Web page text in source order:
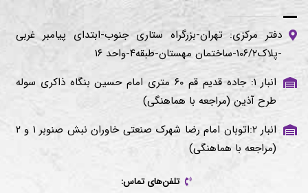
دفتر مرکزی: تهران-بزرگراه ستاری جنوب-ابتدای پیامبر غربی
-پلاک۱۰۶/۲-ساختمان مهستان-طبقه۴-واحد ۱۶
انبار ۱: جاده قدیم قم ۶۰ متری امام حسین بنگاه ذاکری سوله
طرح آذین (مراجعه با هماهنگی)
انبار ۲:اتوبان امام رضا شهرک صنعتی خاوران نبش صنوبر ۱ و ۲
(مراجعه با هماهنگی)
تلفن‌های تماس: